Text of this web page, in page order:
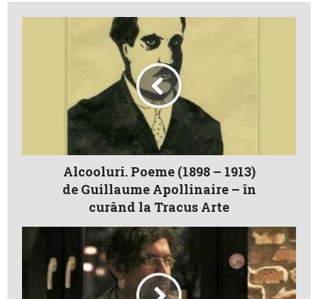
Alcooluri. Poeme (1898 – 1913)
de Guillaume Apollinaire – în
curând la Tracus Arte